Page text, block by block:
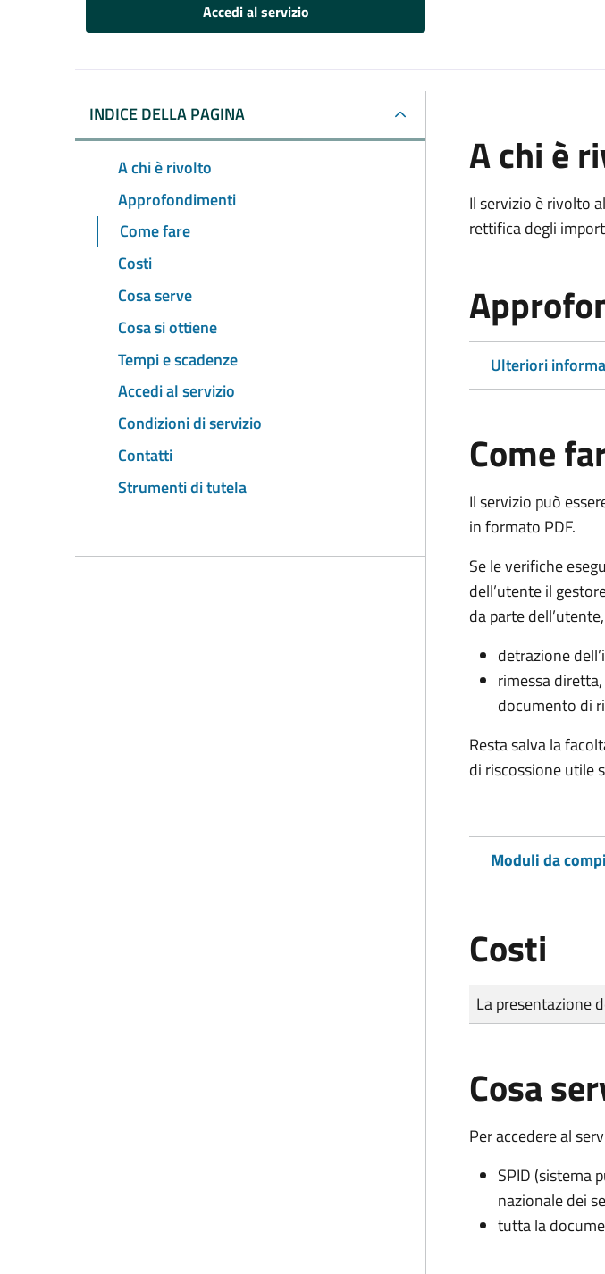
Accedi al servizio
INDICE DELLA PAGINA
A chi è rivolto
Approfondimenti
Come fare
Costi
Cosa serve
Cosa si ottiene
Tempi e scadenze
Accedi al servizio
Condizioni di servizio
Contatti
Strumenti di tutela
A chi è
Il servizio è rivolto
rettifica degli
Ulteriori
Come
Il servizio può
in formato PDF.
Se le verifiche
dell’utente il
da parte
detrazione
rimessa
documento di
Resta salva la
di riscossione utile
Moduli da
Costi
Tipo di pagamento
Importo
La presentazione
Cosa
Per accedere al
SPID (sistema
nazionale dei
tutta la